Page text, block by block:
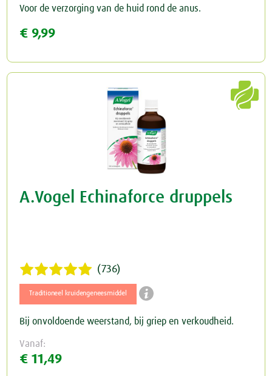
Voor de verzorging van de huid rond de anus.
€ 9,99

A.Vogel Echinaforce druppels
(736)
Traditioneel kruidengeneesmiddel 
Bij onvoldoende weerstand, bij griep en verkoudheid.
Vanaf:
€ 11,49